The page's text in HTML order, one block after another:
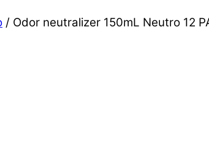
/ Odor neutralizer 150mL Neutro 12